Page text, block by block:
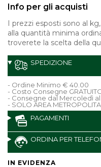
Info per gli acquisti
I prezzi esposti sono al
alla quantità minima
troverete la scelta della
SPEDIZIONE
- Ordine Minimo € 40.00
- Costo Consegne
- Consegne dal Mercoledì
- SOLO AREA
PAGAMENTI
ORDINA PER
IN EVIDENZA